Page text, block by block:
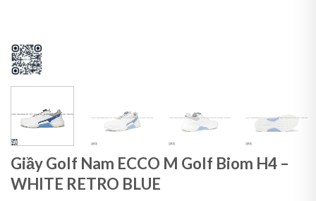
Giầy Golf Nam ECCO M Golf Biom H4 –
WHITE RETRO BLUE